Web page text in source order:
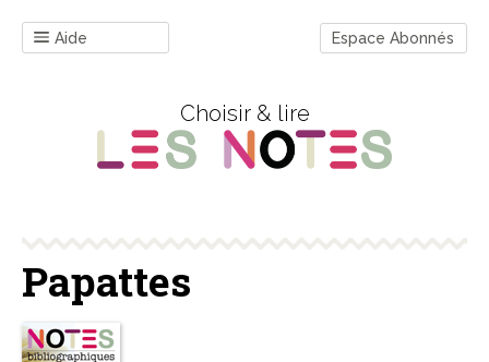
Aide Espace Abonnés
Choisir & lire
Papattes